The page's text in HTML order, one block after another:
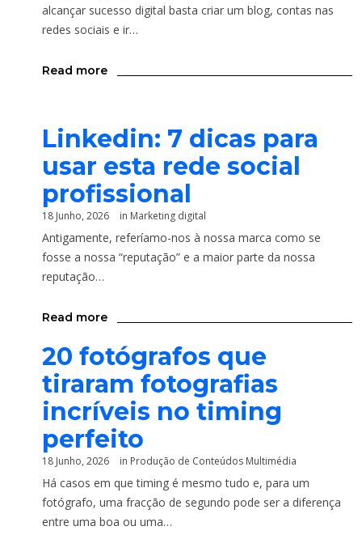
alcançar sucesso digital basta criar um blog, contas nas
redes sociais e ir…
Read more
Linkedin: 7 dicas para
usar esta rede social
profissional
18 Junho, 2026 in Marketing digital
Antigamente, referíamo-nos à nossa marca como se
fosse a nossa “reputação” e a maior parte da nossa
reputação…
Read more
20 fotógrafos que
tiraram fotografias
incríveis no timing
perfeito
18 Junho, 2026 in Produção de Conteúdos Multimédia
Há casos em que timing é mesmo tudo e, para um
fotógrafo, uma fracção de segundo pode ser a diferença
entre uma boa ou uma…